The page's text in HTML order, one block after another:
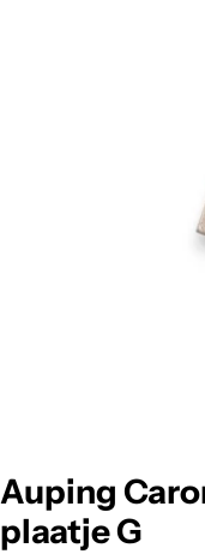
0 zichtbaar in de
Auping
plaatje G